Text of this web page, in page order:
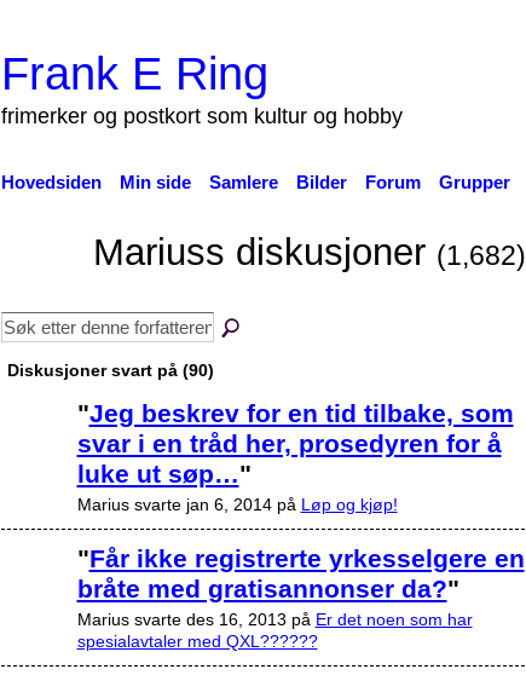
Frank E Ring
frimerker og postkort som kultur og hobby
Hovedsiden Min side Samlere Bilder Forum Grupper
Mariuss diskusjoner (1,682)
Diskusjoner svart på (90)
"Jeg beskrev for en tid tilbake, som
svar i en tråd her, prosedyren for å
luke ut søp…"
Marius svarte jan 6, 2014 på Løp og kjøp!
"Får ikke registrerte yrkesselgere en
bråte med gratisannonser da?"
Marius svarte des 16, 2013 på Er det noen som har
spesialavtaler med QXL??????